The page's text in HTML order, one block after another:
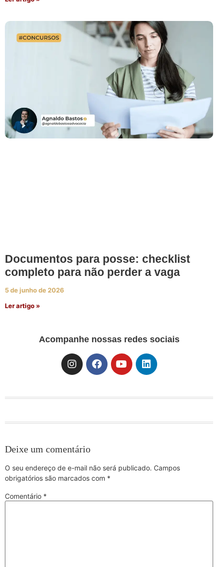
Documentos para posse: checklist
completo para não perder a vaga
5 de junho de 2026
Ler artigo »
Acompanhe nossas redes sociais
Deixe um comentário
O seu endereço de e-mail não será publicado. Campos
obrigatórios são marcados com *
Comentário *